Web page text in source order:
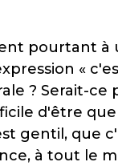
pourtant à
«
? Serait-ce
d'être
gentil, que
à tout le